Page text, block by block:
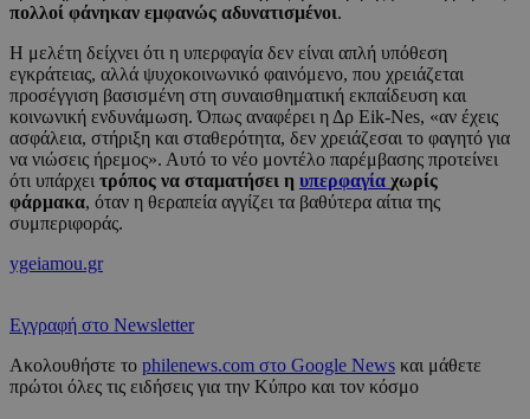
πολλοί φάνηκαν εμφανώς αδυνατισμένοι.
Η μελέτη δείχνει ότι η υπερφαγία δεν είναι απλή υπόθεση
εγκράτειας, αλλά ψυχοκοινωνικό φαινόμενο, που χρειάζεται
προσέγγιση βασισμένη στη συναισθηματική εκπαίδευση και
κοινωνική ενδυνάμωση. Όπως αναφέρει η Δρ Eik-Nes, «αν έχεις
ασφάλεια, στήριξη και σταθερότητα, δεν χρειάζεσαι το φαγητό για
να νιώσεις ήρεμος». Αυτό το νέο μοντέλο παρέμβασης προτείνει
ότι υπάρχει τρόπος να σταματήσει η υπερφαγία χωρίς
φάρμακα, όταν η θεραπεία αγγίζει τα βαθύτερα αίτια της
συμπεριφοράς.
ygeiamou.gr
Εγγραφή στο Newsletter
Ακολουθήστε το philenews.com στο Google News και μάθετε
πρώτοι όλες τις ειδήσεις για την Κύπρο και τον κόσμο